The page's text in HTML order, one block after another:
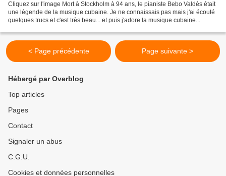
Cliquez sur l'image Mort à Stockholm à 94 ans, le pianiste Bebo Valdès était
une légende de la musique cubaine. Je ne connaissais pas mais j'ai écouté
quelques trucs et c'est très beau... et puis j'adore la musique cubaine...
< Page précédente Page suivante >
Hébergé par Overblog
Top articles
Pages
Contact
Signaler un abus
C.G.U.
Cookies et données personnelles